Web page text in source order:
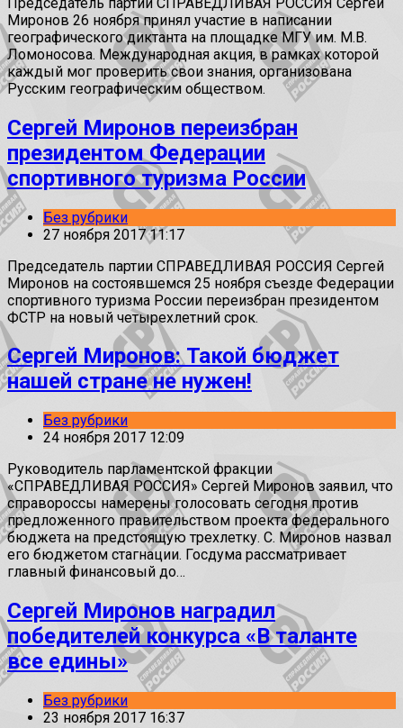
Миронов 26 ноября принял участие в написании
географического диктанта на площадке МГУ им. М.В.
Ломоносова. Международная акция, в рамках которой
каждый мог проверить свои знания, организована
Русским географическим обществом.
Сергей Миронов переизбран
президентом Федерации
спортивного туризма России
Без рубрики
27 ноября 2017 11:17
Председатель партии СПРАВЕДЛИВАЯ РОССИЯ Сергей
Миронов на состоявшемся 25 ноября съезде Федерации
спортивного туризма России переизбран президентом
ФСТР на новый четырехлетний срок.
Сергей Миронов: Такой бюджет
нашей стране не нужен!
Без рубрики
24 ноября 2017 12:09
Руководитель парламентской фракции
«СПРАВЕДЛИВАЯ РОССИЯ» Сергей Миронов заявил, что
справороссы намерены голосовать сегодня против
предложенного правительством проекта федерального
бюджета на предстоящую трехлетку. С. Миронов назвал
его бюджетом стагнации. Госдума рассматривает
главный финансовый до…
Сергей Миронов наградил
победителей конкурса «В таланте
все едины»
Без рубрики
23 ноября 2017 16:37